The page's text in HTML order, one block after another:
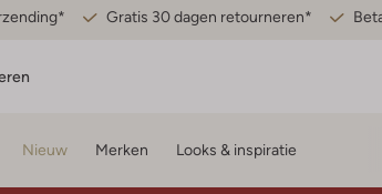
Gratis 30 dagen retourneren*
Nieuw Merken Looks & inspiratie